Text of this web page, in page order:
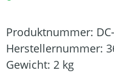
Produktnummer:
Herstellernummer:
Gewicht: 2 kg